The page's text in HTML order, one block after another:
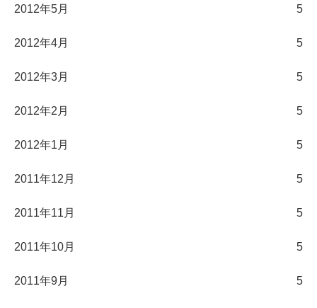
2012年5月 5
2012年4月 5
2012年3月 5
2012年2月 5
2012年1月 5
2011年12月 5
2011年11月 5
2011年10月 5
2011年9月 5